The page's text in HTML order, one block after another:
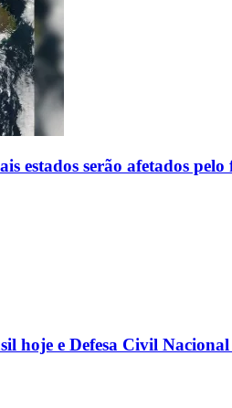
estados serão afetados pelo
hoje e Defesa Civil